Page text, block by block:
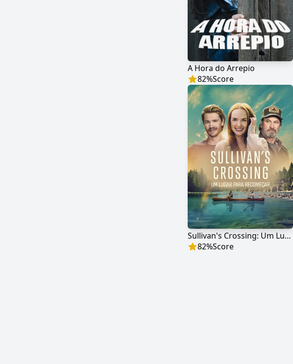
A Hora do Arrepio
82%Score
Sullivan's Crossing: Um Lugar para Recomeçar
82%Score